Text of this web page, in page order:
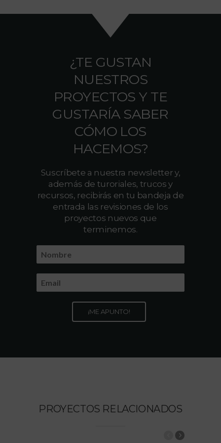
¿TE GUSTAN
NUESTROS
PROYECTOS Y TE
GUSTARÍA SABER
CÓMO LOS
HACEMOS?
Suscríbete a nuestra newsletter y,
además de turoriales, trucos y
recursos, recibirás en tu bandeja de
entrada las revisiones de los
proyectos nuevos que
terminemos.
PROYECTOS RELACIONADOS